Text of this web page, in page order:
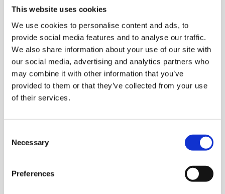
This website uses cookies
We use cookies to personalise content and ads, to
provide social media features and to analyse our traffic.
We also share information about your use of our site with
our social media, advertising and analytics partners who
may combine it with other information that you’ve
provided to them or that they’ve collected from your use
of their services.
Selection
Necessary
Preferences